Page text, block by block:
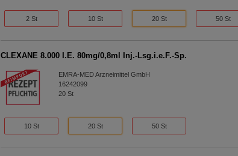
2 St 10 St 20 St 50 St
CLEXANE 8.000 I.E. 80mg/0,8ml Inj.-Lsg.i.e.F.-Sp.
EMRA-MED Arzneimittel GmbH
16242099
20St
10 St 20 St 50 St